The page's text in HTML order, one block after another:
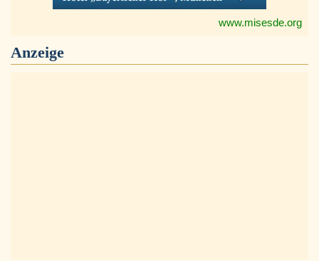
www.misesde.org
Anzeige